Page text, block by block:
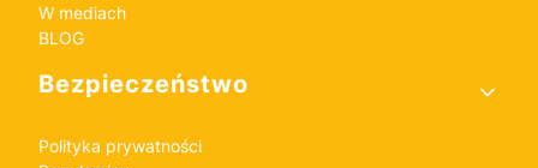
W mediach
BLOG
Bezpieczeństwo
Polityka prywatności